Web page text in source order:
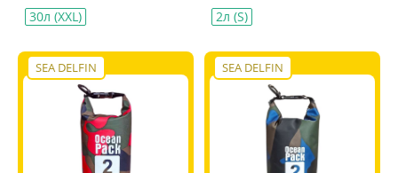
30л (XXL)
2л (S)
SEA DELFIN SEA DELFIN